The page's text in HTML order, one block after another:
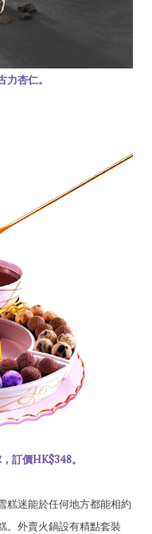
杏仁。
訂價HK$348。
迷能於任何地方都能相約
外賣火鍋設有精點套裝